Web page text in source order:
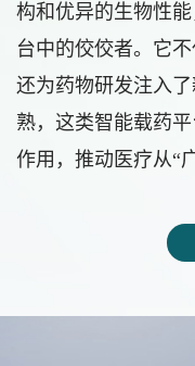
构和优异的生物性
台中的佼佼者。它
还为药物研发注入
熟，这类智能载药
作用，推动医疗从“